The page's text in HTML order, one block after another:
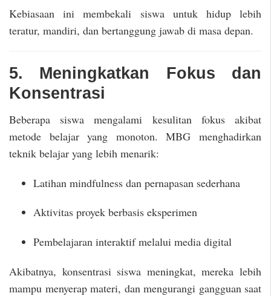
Kebiasaan ini membekali siswa untuk hidup lebih
teratur, mandiri, dan bertanggung jawab di masa depan.
5. Meningkatkan Fokus dan
Konsentrasi
Beberapa siswa mengalami kesulitan fokus akibat
metode belajar yang monoton. MBG menghadirkan
teknik belajar yang lebih menarik:
Latihan mindfulness dan pernapasan sederhana
Aktivitas proyek berbasis eksperimen
Pembelajaran interaktif melalui media digital
Akibatnya, konsentrasi siswa meningkat, mereka lebih
mampu menyerap materi, dan mengurangi gangguan saat